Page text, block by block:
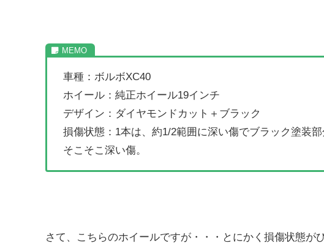
車種：ボルボXC40
ホイール：純正ホイール19インチ
デザイン：ダイヤモンドカット＋ブラック
損傷状態：1本は、約1/2範囲に深い傷でブラック塗装
そこそこ深い傷。
さて、こちらのホイールですが・・・とにかく損傷状態が